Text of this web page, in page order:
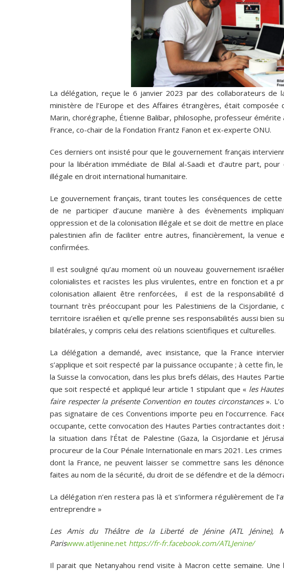
La délégation, reçue le 6 janvier 2023 par des collaborateurs de
ministère de l’Europe et des Affaires étrangères, était composée
Marin, chorégraphe, Étienne Balibar, philosophe, professeur
France, co-chair de la Fondation Frantz Fanon et ex-experte ONU.
Ces derniers ont insisté pour que le gouvernement français
pour la libération immédiate de Bilal al-Saadi et d’autre part,
illégale en droit international humanitaire.
Le gouvernement français, tirant toutes les conséquences de
de ne participer d’aucune manière à des évènements
oppression et de la colonisation illégale et se doit de mettre en
palestinien afin de faciliter entre autres, financièrement, la venue
confirmées.
Il est souligné qu’au moment où un nouveau gouvernement
colonialistes et racistes les plus virulentes, entre en fonction et a
colonisation allaient être renforcées, il est de la responsabilité
tournant très préoccupant pour les Palestiniens de la
territoire israélien et qu’elle prenne ses responsabilités aussi bien
bilatérales, y compris celui des relations scientifiques et culturelles.
La délégation a demandé, avec insistance, que la France
s’applique et soit respecté par la puissance occupante ; à cette fin,
la Suisse la convocation, dans les plus brefs délais, des Hautes
que soit respecté et appliqué leur article 1 stipulant que « les
faire respecter la présente Convention en toutes circonstances».
pas signataire de ces Conventions importe peu en l’occurrence.
occupante, cette convocation des Hautes Parties contractantes
la situation dans l’État de Palestine (Gaza, la Cisjordanie et
procureur de la Cour Pénale Internationale en mars 2021. Les
dont la France, ne peuvent laisser se commettre sans les
faites au nom de la sécurité, du droit de se défendre et de la
La délégation n’en restera pas là et s’informera régulièrement de
entreprendre »
Les Amis du Théâtre de la Liberté de Jénine (ATL Jénine),
Pariswww.atljenine.net https://fr-fr.facebook.com/ATLJenine/
Il parait que Netanyahou rend visite à Macron cette semaine.